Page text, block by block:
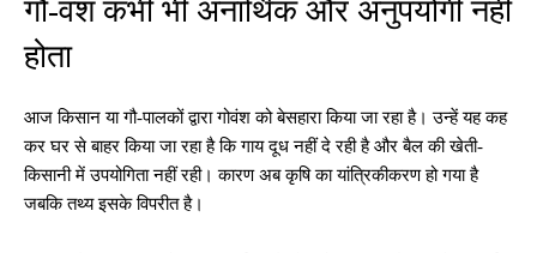
गौ-वंश कभी भी अनार्थिक और अनुपयोगी नहीं
होता
आज किसान या गौ-पालकों द्वारा गोवंश को बेसहारा किया जा रहा है। उन्हें यह कह
कर घर से बाहर किया जा रहा है कि गाय दूध नहीं दे रही है और बैल की खेती-
किसानी में उपयोगिता नहीं रही। कारण अब कृषि का यांत्रिकीकरण हो गया है
जबकि तथ्य इसके विपरीत है।